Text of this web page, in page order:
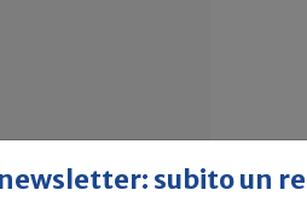
subito un